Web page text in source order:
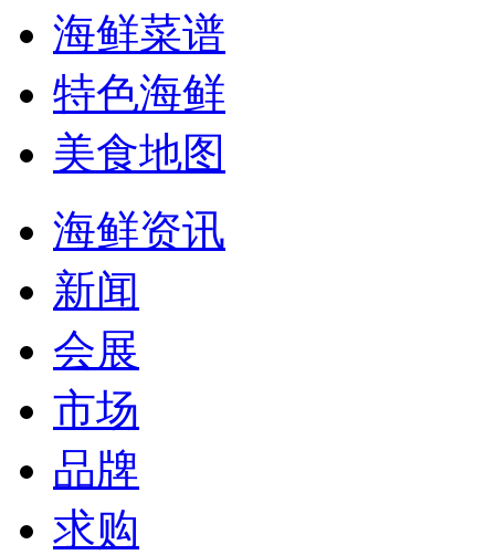
海鲜菜谱
特色海鲜
美食地图
海鲜资讯
新闻
会展
市场
品牌
求购